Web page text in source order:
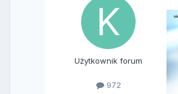
Użytkownik forum
972